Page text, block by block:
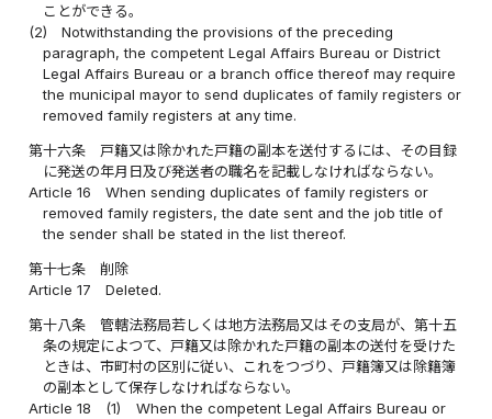
ことができる。
(2)
Notwithstanding the provisions of the preceding
paragraph, the competent Legal Affairs Bureau or District
Legal Affairs Bureau or a branch office thereof may require
the municipal mayor to send duplicates of family registers or
removed family registers at any time.
第十六条
戸籍又は除かれた戸籍の副本を送付するには、その目録
に発送の年月日及び発送者の職名を記載しなければならない。
Article 16
When sending duplicates of family registers or
removed family registers, the date sent and the job title of
the sender shall be stated in the list thereof.
第十七条
削除
Article 17
Deleted.
第十八条
管轄法務局若しくは地方法務局又はその支局が、第十五
条の規定によつて、戸籍又は除かれた戸籍の副本の送付を受けた
ときは、市町村の区別に従い、これをつづり、戸籍簿又は除籍簿
の副本として保存しなければならない。
Article 18
(1)
When the competent Legal Affairs Bureau or